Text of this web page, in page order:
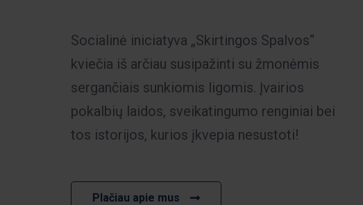
Socialinė iniciatyva „Skirtingos Spalvos“
kviečia iš arčiau susipažinti su žmonėmis
sergančiais sunkiomis ligomis. Įvairios
pokalbių laidos, sveikatingumo renginiai bei
tos istorijos, kurios įkvepia nesustoti!
Plačiau apie mus